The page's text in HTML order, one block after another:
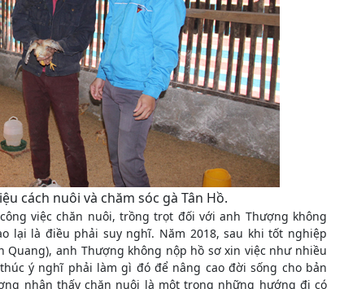
cách nuôi và chăm sóc gà Tân Hồ.
việc chăn nuôi, trồng trọt đối với anh Thượng không
lại là điều phải suy nghĩ. Năm 2018, sau khi tốt nghiệp
Quang), anh Thượng không nộp hồ sơ xin việc như nhiều
ý nghĩ phải làm gì đó để nâng cao đời sống cho bản
nhận thấy chăn nuôi là một trong những hướng đi có